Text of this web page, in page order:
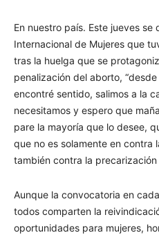
En nuestro país. Este jueves se
Internacional de Mujeres que
tras la huelga que se
penalización del aborto,
encontré sentido, salimos a la
necesitamos y espero que
pare la mayoría que lo desee,
que no es solamente en contra
también contra la
Aunque la convocatoria en
todos comparten la
oportunidades para mujeres,